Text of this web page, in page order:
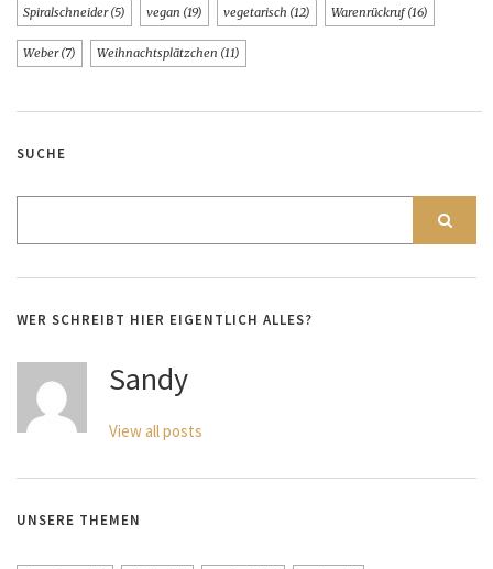
Spiralschneider(5) vegan (19) vegetarisch (12) Warenrückruf(16)
Weber(7) Weihnachtsplätzchen (11)
SUCHE
WER SCHREIBT HIER EIGENTLICH ALLES?
Sandy
View all posts
UNSERE THEMEN